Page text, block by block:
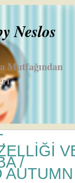
Neslos
Mutfağından
/
AUTUMN